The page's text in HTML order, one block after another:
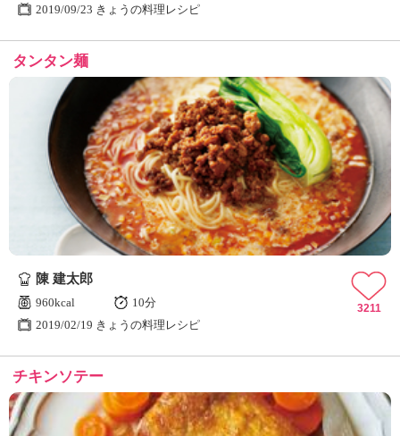
ョ
み
ん
な
の
き
ょ
う
の
料
理
2019/09/23 きょうの料理レシピ
タンタン麺
陳 建太郎
960kcal
10分
2019/02/19 きょうの料理レシピ
3211
チキンソテー